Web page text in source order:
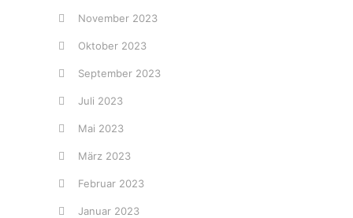
November 2023
Oktober 2023
September 2023
Juli 2023
Mai 2023
März 2023
Februar 2023
Januar 2023